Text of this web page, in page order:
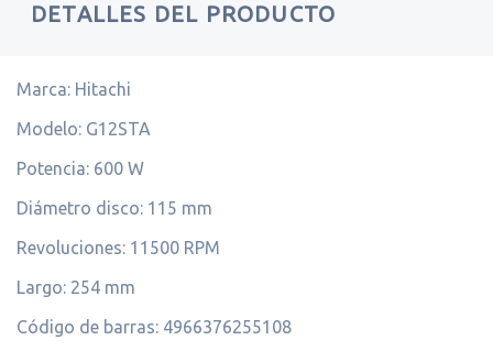
DETALLES DEL PRODUCTO
Marca: Hitachi
Modelo: G12STA
Potencia: 600 W
Diámetro disco: 115 mm
Revoluciones: 11500 RPM
Largo: 254 mm
Código de barras: 4966376255108